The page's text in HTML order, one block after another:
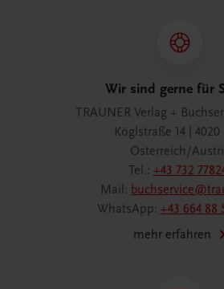
Wir sind gerne für
TRAUNER Verlag +
Köglstraße 14 |
Österreich/
Tel.: +43 732
Mail:
WhatsApp: +43 664 88
mehr erfahren